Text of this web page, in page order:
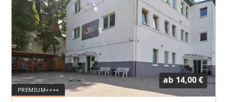
ab 14,00 €